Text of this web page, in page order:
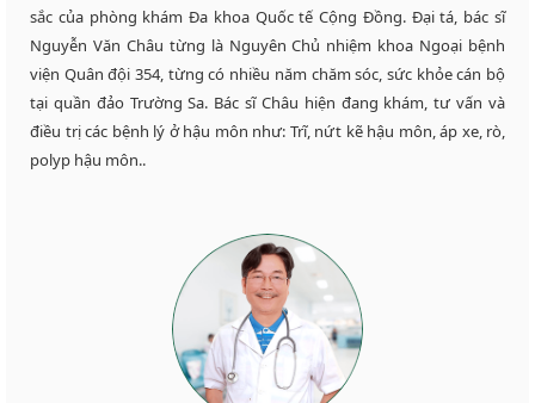
sắc của phòng khám Đa khoa Quốc tế Cộng Đồng. Đại tá, bác sĩ
Nguyễn Văn Châu từng là Nguyên Chủ nhiệm khoa Ngoại bệnh
viện Quân đội 354, từng có nhiều năm chăm sóc, sức khỏe cán bộ
tại quần đảo Trường Sa. Bác sĩ Châu hiện đang khám, tư vấn và
điều trị các bệnh lý ở hậu môn như: Trĩ, nứt kẽ hậu môn, áp xe, rò,
polyp hậu môn..